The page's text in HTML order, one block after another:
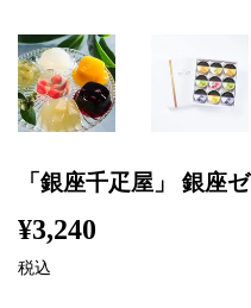
「銀座千疋屋」 銀座
¥3,240
税込